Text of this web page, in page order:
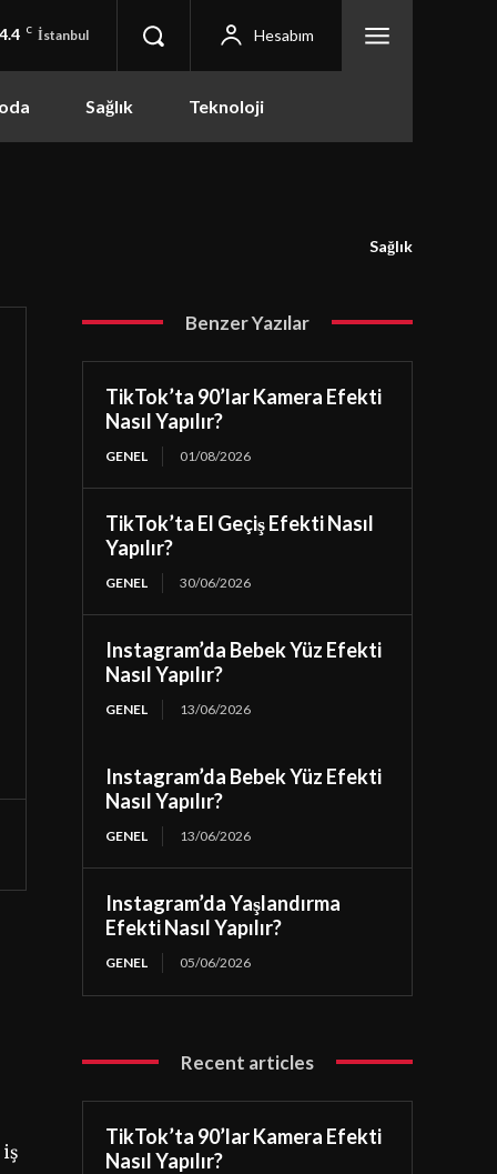
C İstanbul Hesabım
Sağlık Teknoloji
Sağlık
iş
Benzer Yazılar
TikTok’ta 90’lar Kamera Efekti
Nasıl Yapılır?
GENEL 01/08/2026
TikTok’ta El Geçiş Efekti Nasıl
Yapılır?
GENEL 30/06/2026
Instagram’da Bebek Yüz Efekti
Nasıl Yapılır?
GENEL 13/06/2026
Instagram’da Bebek Yüz Efekti
Nasıl Yapılır?
GENEL 13/06/2026
Instagram’da Yaşlandırma
Efekti Nasıl Yapılır?
GENEL 05/06/2026
Recent articles
TikTok’ta 90’lar Kamera Efekti
Nasıl Yapılır?